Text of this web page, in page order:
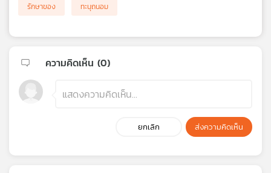
รักษาของ
ทะนุถนอม
ความคิดเห็น (0)
ยกเลิก ส่งความคิดเห็น